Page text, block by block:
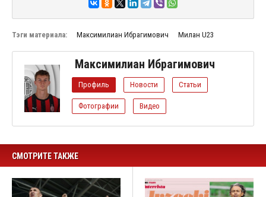
Тэги материала: Максимилиан Ибрагимович Милан U23
Максимилиан Ибрагимович
Профиль Новости Статьи
Фотографии Видео
СМОТРИТЕ ТАКЖЕ